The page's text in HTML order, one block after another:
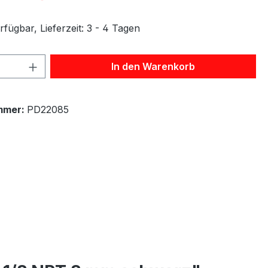
Lieferzeit: 3 - 4 Tagen
Anzahl: Gib den gewünschten Wert
In den Warenkorb
PD22085